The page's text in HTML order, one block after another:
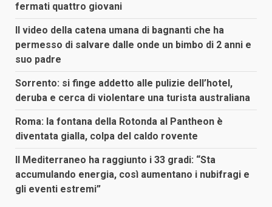
fermati quattro giovani
Il video della catena umana di bagnanti che ha
permesso di salvare dalle onde un bimbo di 2 anni e
suo padre
Sorrento: si finge addetto alle pulizie dell’hotel,
deruba e cerca di violentare una turista australiana
Roma: la fontana della Rotonda al Pantheon è
diventata gialla, colpa del caldo rovente
Il Mediterraneo ha raggiunto i 33 gradi: “Sta
accumulando energia, così aumentano i nubifragi e
gli eventi estremi”